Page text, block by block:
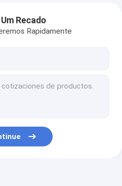
Um Recado
Rapidamente